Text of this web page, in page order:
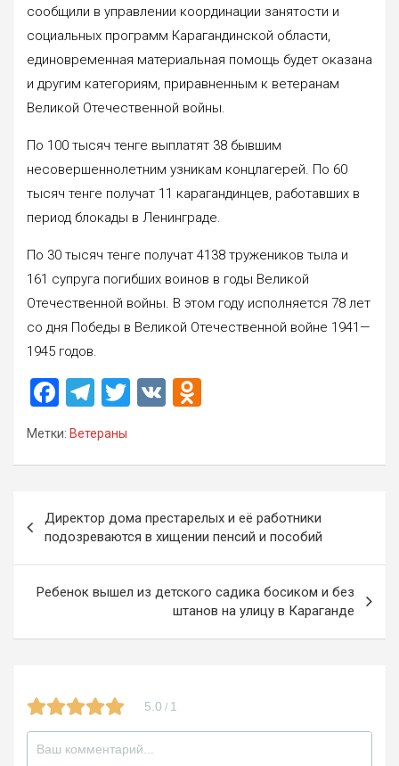
сообщили в управлении координации занятости и
социальных программ Карагандинской области,
единовременная материальная помощь будет оказана
и другим категориям, приравненным к ветеранам
Великой Отечественной войны.
По 100 тысяч тенге выплатят 38 бывшим
несовершеннолетним узникам концлагерей. По 60
тысяч тенге получат 11 карагандинцев, работавших в
период блокады в Ленинграде.
По 30 тысяч тенге получат 4138 тружеников тыла и
161 супруга погибших воинов в годы Великой
Отечественной войны. В этом году исполняется 78 лет
со дня Победы в Великой Отечественной войне 1941—
1945 годов.
F
a
ce
o
o
k
T
e
a
m
T
V
kl
a
ss
ni
ki
Метки: Ветераны
по
записям
Директор дома престарелых и её работники
подозреваются в хищении пенсий и пособий
Ребенок вышел из детского садика босиком и без
штанов на улицу в Караганде
5.0 / 1